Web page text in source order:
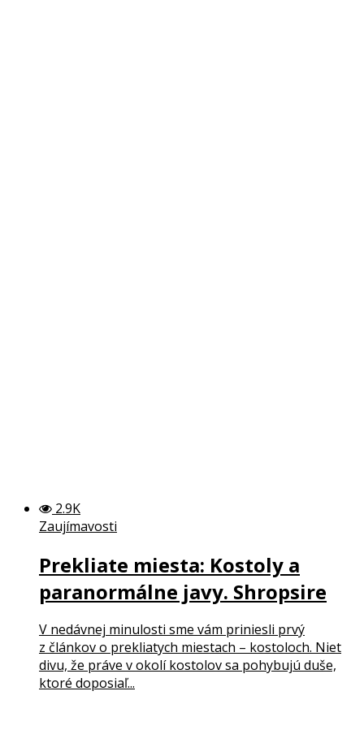
2.9K
Zaujímavosti
Prekliate miesta: Kostoly a
paranormálne javy. Shropsire
V nedávnej minulosti sme vám priniesli prvý
z článkov o prekliatych miestach – kostoloch. Niet
divu, že práve v okolí kostolov sa pohybujú duše,
ktoré doposiaľ...